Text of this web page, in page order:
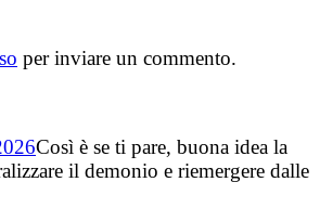
per inviare un commento.
Così è se ti pare, buona idea la
il demonio e riemergere dalle